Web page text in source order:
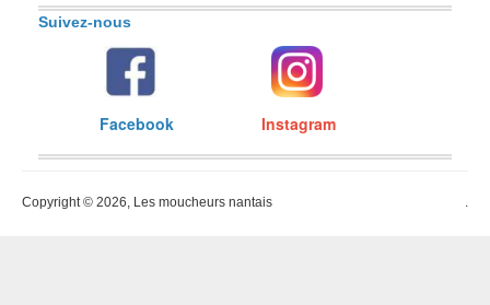
Suivez-nous
Facebook Instagram
Copyright © 2026, Les moucheurs nantais .